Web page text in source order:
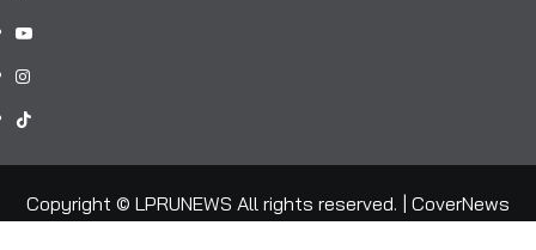
youtube
instagram
tiktok
Copyright © LPRUNEWS All rights reserved.
CoverNews